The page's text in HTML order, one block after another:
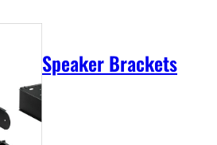
Speaker Brackets